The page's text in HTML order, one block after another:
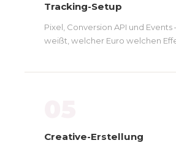
Tracking-Setup
Pixel, Conversion API und Events
weißt, welcher Euro welchen
Creative-Erstellung